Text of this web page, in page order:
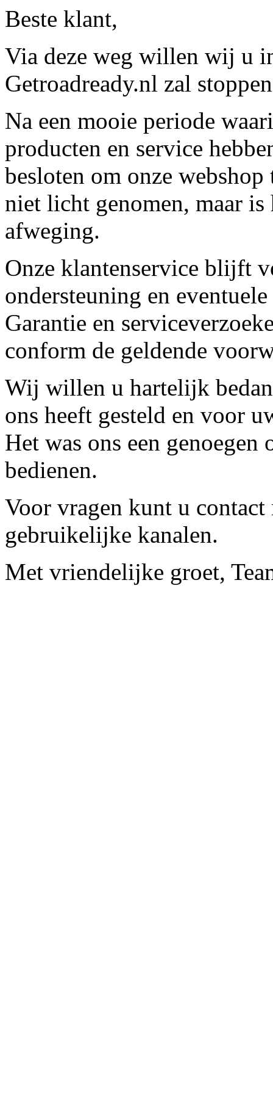
Beste klant,
Via deze weg willen wij u
Getroadready.nl zal
Na een mooie periode
producten en service
besloten om onze
niet licht genomen, maar
afweging.
Onze klantenservice blijft
ondersteuning en
Garantie en
conform de geldende
Wij willen u hartelijk
ons heeft gesteld en voor
Het was ons een
bedienen.
Voor vragen kunt u contact
gebruikelijke kanalen.
Met vriendelijke groet,